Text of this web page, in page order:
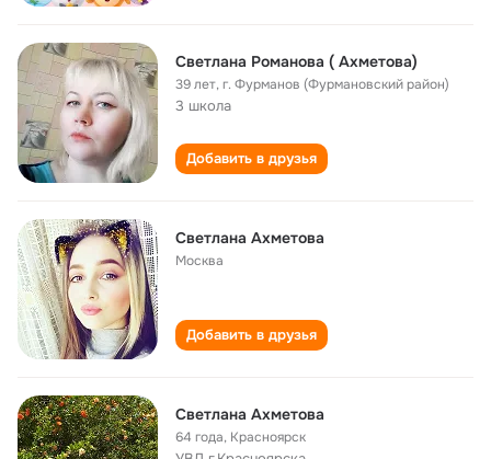
Светлана Романова ( Ахметова)
39 лет,г. Фурманов (Фурмановский район)
3 школа
Добавить в друзья
Светлана Ахметова
Москва
Добавить в друзья
Светлана Ахметова
64 года, Красноярск